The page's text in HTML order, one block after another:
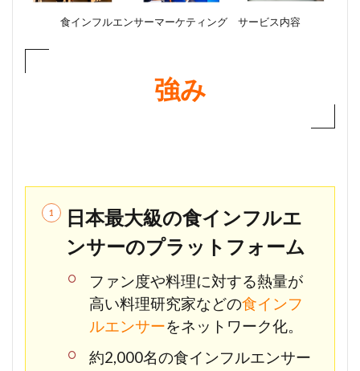
食インフルエンサーマーケティング サービス内容
強み
日本最大級の食インフルエ
ンサーのプラットフォーム
ファン度や料理に対する熱量が
高い料理研究家などの食インフ
ルエンサーをネットワーク化。
約2,000名の食インフルエンサー